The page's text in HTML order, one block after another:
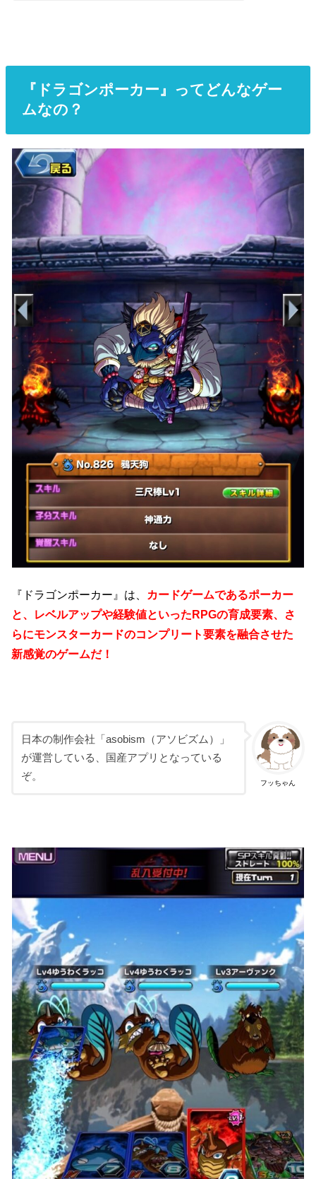
『ドラゴンポーカー』ってどんなゲー
ムなの？
『ドラゴンポーカー』は、 カードゲームであるポーカー
と、レベルアップや経験値といったRPGの育成要素、さ
らにモンスターカードのコンプリート要素を融合させた
新感覚のゲームだ！
フッちゃん
日本の制作会社「asobism（アソビズム）」
が運営している、国産アプリとなっている
ぞ。